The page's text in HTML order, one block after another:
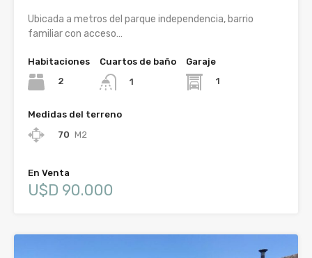
Ubicada a metros del parque independencia, barrio
familiar con acceso…
Habitaciones
2
Cuartos de baño
1
Garaje
1
Medidas del terreno
70 M2
En Venta
U$D 90.000